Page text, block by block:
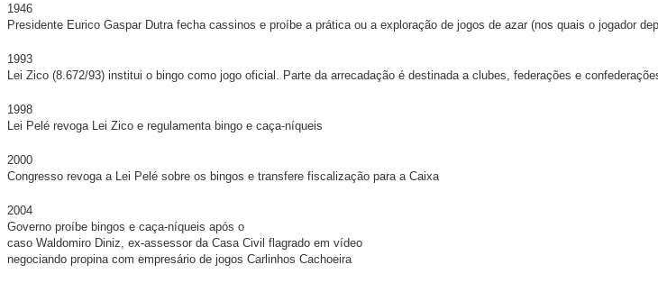
1946
Presidente Eurico Gaspar Dutra fecha cassinos e proíbe a prática ou a exploração de jogos de azar (nos quais o jogador
1993
Lei Zico (8.672/93) institui o bingo como jogo oficial. Parte da arrecadação é destinada a clubes, federações e
1998
Lei Pelé revoga Lei Zico e regulamenta bingo e caça-níqueis
2000
Congresso revoga a Lei Pelé sobre os bingos e transfere fiscalização para a Caixa
2004
Governo proíbe bingos e caça-níqueis após o
caso Waldomiro Diniz, ex-assessor da Casa Civil flagrado em vídeo
negociando propina com empresário de jogos Carlinhos Cachoeira